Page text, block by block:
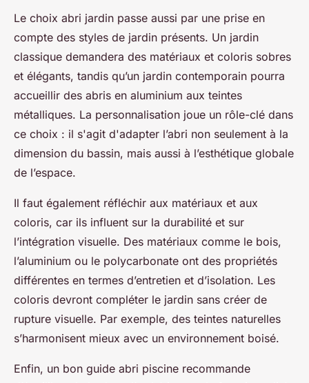
Le choix abri jardin passe aussi par une prise en
compte des styles de jardin présents. Un jardin
classique demandera des matériaux et coloris sobres
et élégants, tandis qu’un jardin contemporain pourra
accueillir des abris en aluminium aux teintes
métalliques. La personnalisation joue un rôle-clé dans
ce choix : il s'agit d'adapter l’abri non seulement à la
dimension du bassin, mais aussi à l’esthétique globale
de l’espace.
Il faut également réfléchir aux matériaux et aux
coloris, car ils influent sur la durabilité et sur
l’intégration visuelle. Des matériaux comme le bois,
l’aluminium ou le polycarbonate ont des propriétés
différentes en termes d’entretien et d’isolation. Les
coloris devront compléter le jardin sans créer de
rupture visuelle. Par exemple, des teintes naturelles
s’harmonisent mieux avec un environnement boisé.
Enfin, un bon guide abri piscine recommande